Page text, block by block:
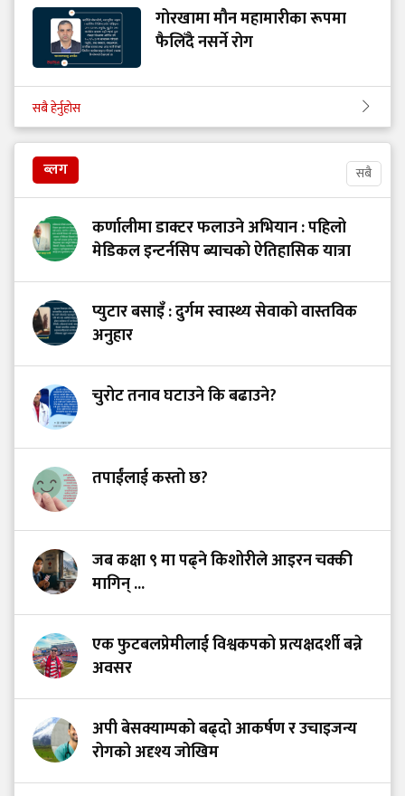
गोरखामा मौन महामारीका रूपमा
फैलिँदै नसर्ने रोग
सबै हेर्नुहोस
ब्लग सबै
कर्णालीमा डाक्टर फलाउने अभियान : पहिलो
मेडिकल इन्टर्नसिप ब्याचको ऐतिहासिक यात्रा
प्युटार बसाइँ : दुर्गम स्वास्थ्य सेवाको वास्तविक
अनुहार
चुरोट तनाव घटाउने कि बढाउने?
तपाईंलाई कस्तो छ?
जब कक्षा ९ मा पढ्ने किशोरीले आइरन चक्की
मागिन् ...
एक फुटबलप्रेमीलाई विश्वकपको प्रत्यक्षदर्शी बन्ने
अवसर
अपी बेसक्याम्पको बढ्दो आकर्षण र उचाइजन्य
रोगको अदृश्य जोखिम